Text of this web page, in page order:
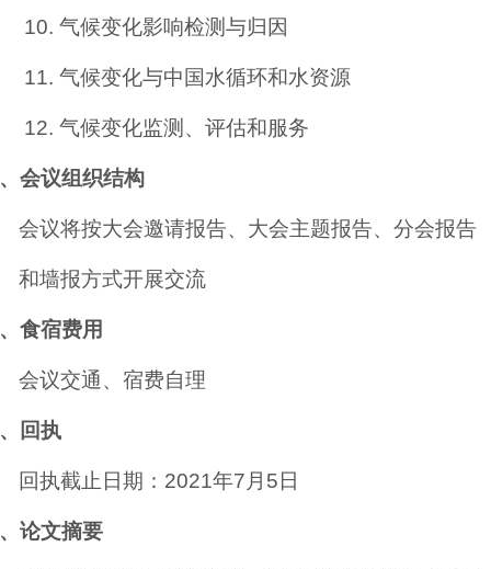
10. 气候变化影响检测与归因
11. 气候变化与中国水循环和水资源
12. 气候变化监测、评估和服务
会议组织结构
会议将按大会邀请报告、大会主题报告、分会报告
和墙报方式开展交流
食宿费用
会议交通、宿费自理
回执
回执截止日期： 2021年7 月 5 日
论文摘要